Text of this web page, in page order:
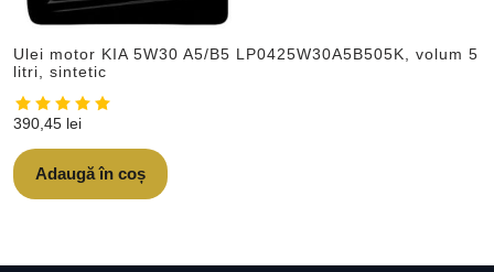
Ulei motor KIA 5W30 A5/B5 LP0425W30A5B505K, volum 5
litri, sintetic
390,45 lei
Adaugă în coș